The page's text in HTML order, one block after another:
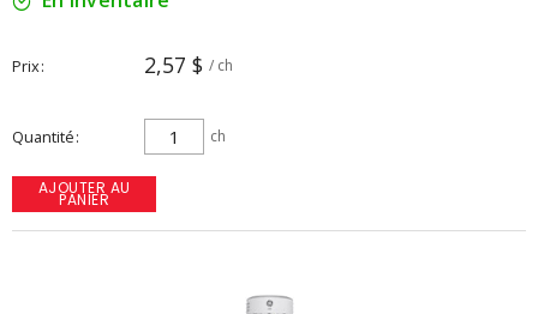
Prix 2,57 $ / ch
Quantité ch
AJOUTER AU
PANIER